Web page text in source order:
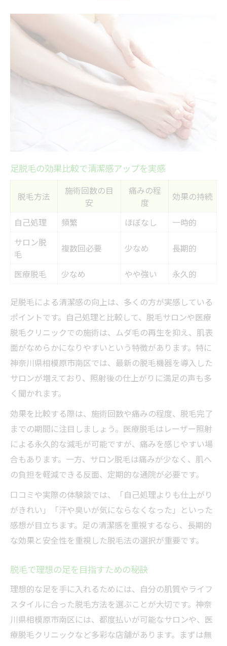
光脱毛と医療脱毛の特徴を知る
脱毛法選びで失敗しないためのコツ
脱毛なら痛みの少ない足ケアが可能
痛み軽減の脱毛機器を徹底比較
足脱毛で痛みを抑えるポイント解説
脱毛の痛みが不安な方へのアドバイス
蓄熱式脱毛が注目される理由
男性に人気の足脱毛プランを比較紹介
メンズ脱毛で得られる清潔感の違い
男性向け足脱毛の利用者体験談
相模原メンズ脱毛の注目ポイント
メンズ対応脱毛の選び方ガイド
医療脱毛と光脱毛の違いを表で比較
足脱毛の方式別メリットとデメリット
脱毛効果の持続期間を知るポイント
相模原で選ばれる脱毛方式の傾向
自分に合う脱毛法を見極めるコツ
通いやすさ重視の脱毛プラン選び方
通いやすい脱毛プランの比較表
脱毛プラン選びで重視すべきポイント
足脱毛の通院回数と期間の目安
アクセス便利な脱毛スポットの特徴
忙しい方におすすめの脱毛プラン
足脱毛の効果比較で清潔感アップを実感
脱毛方法
施術回数の目
安
痛みの程
度
効果の持続
自己処理 頻繁 ほぼなし
一時的
サロン脱
毛
複数回必要 少なめ 長期的
医療脱毛 少なめ やや強い 永久的
足脱毛による清潔感の向上は、多くの方が実感している
ポイントです。自己処理と比較して、脱毛サロンや医療
脱毛クリニックでの施術は、ムダ毛の再生を抑え、肌表
面がなめらかになりやすいという特徴があります。特に
神奈川県相模原市南区では、最新の脱毛機器を導入した
サロンが増えており、照射後の仕上がりに満足の声も多
く聞かれます。
効果を比較する際は、施術回数や痛みの程度、脱毛完了
までの期間に注目しましょう。医療脱毛はレーザー照射
による永久的な減毛が可能ですが、痛みを感じやすい場
合もあります。一方、サロン脱毛は痛みが少なく、肌へ
の負担を軽減できる反面、定期的な通院が必要です。
口コミや実際の体験談では、「自己処理よりも仕上がり
がきれい」「汗や臭いが気にならなくなった」といった
感想が目立ちます。足の清潔感を重視するなら、長期的
な効果と安全性を重視した脱毛法の選択が重要です。
脱毛で理想の足を目指すための秘訣
理想的な足を手に入れるためには、自分の肌質やライフ
スタイルに合った脱毛方法を選ぶことが大切です。神奈
川県相模原市南区には、都度払いが可能なサロンや、医
療脱毛クリニックなど多彩な店舗があります。まずは無